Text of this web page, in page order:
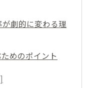
劇的に変わる理
めのポイント
特徴とは